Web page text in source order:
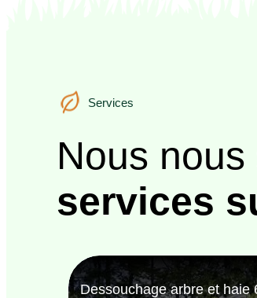
Services
Services
Nous
services
Bûcheron 69